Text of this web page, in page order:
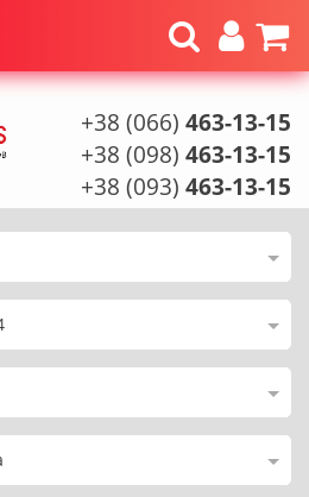
+38 (066) 463-13-15
+38 (098) 463-13-15
+38 (093) 463-13-15